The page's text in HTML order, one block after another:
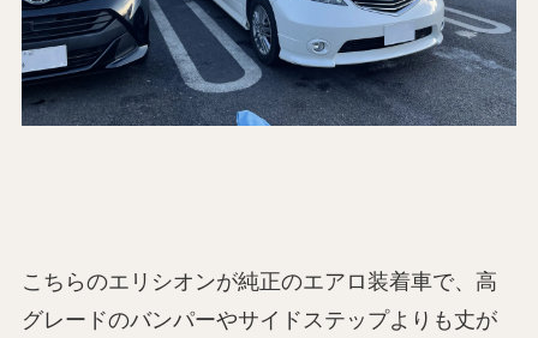
こちらのエリシオンが純正のエアロ装着車で、高
グレードのバンパーやサイドステップよりも丈が